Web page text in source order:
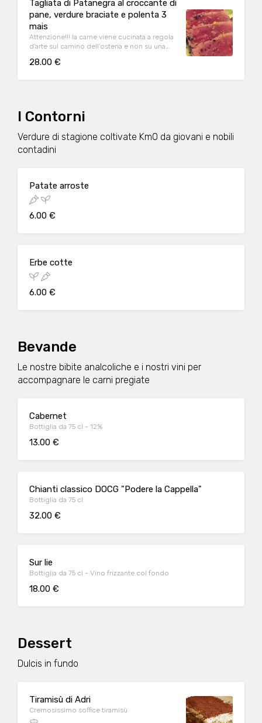
Tagliata di Patanegra al croccante di
pane, verdure braciate e polenta 3
mais
Attenzione!!! la carne viene cucinata a regola
d'arte sul camino dell'osteria e non su una
prenotazioni solo con 40min minimo per
28.00 €
I Contorni
Verdure di stagione coltivate Km0 da giovani e nobili
contadini
Patate arroste
6.00 €
Erbe cotte
6.00 €
Bevande
Le nostre bibite analcoliche e i nostri vini per
accompagnare le carni pregiate
Cabernet
Bottiglia da 75 cl - 12%
13.00 €
Chianti classico DOCG "Podere la Cappella"
Bottiglia da 75 cl
32.00 €
Sur lie
Bottiglia da 75 cl - Vino frizzante col fondo
18.00 €
Dessert
Dulcis in fundo
Tiramisù di Adri
Cremosissimo soffice tiramisù